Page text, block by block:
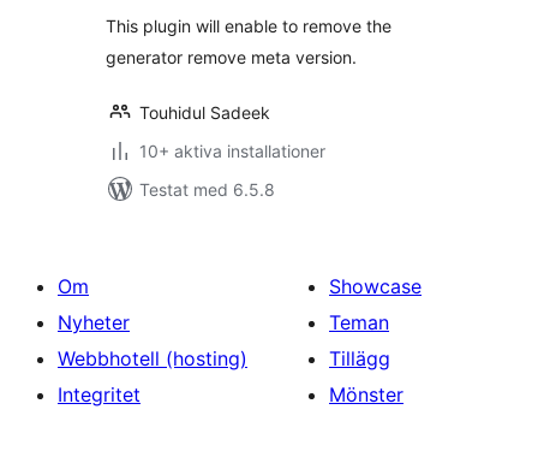
This plugin will enable to remove the
generator remove meta version.
Touhidul Sadeek
10+ aktiva installationer
Testat med 6.5.8
Om
Nyheter
Webbhotell (hosting)
Integritet
Showcase
Teman
Tillägg
Mönster